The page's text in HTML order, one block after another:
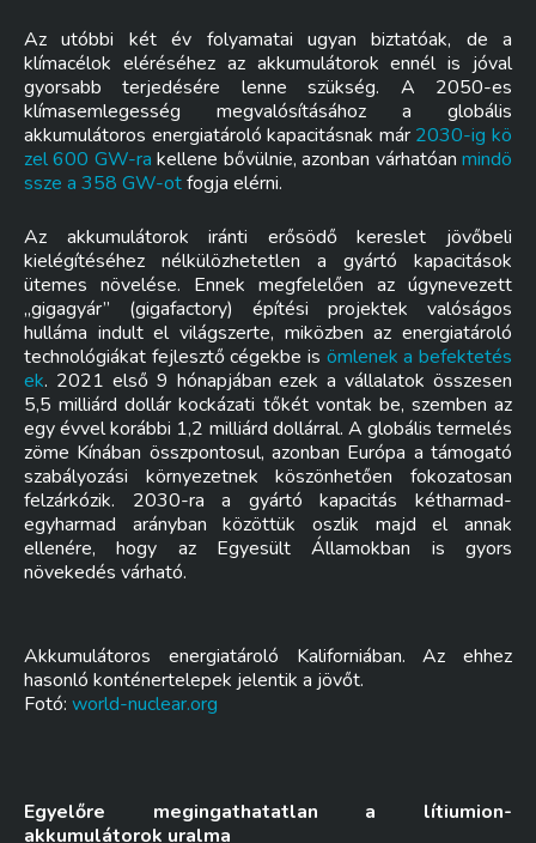
Az utóbbi két év folyamatai ugyan biztatóak, de a
klímacélok eléréséhez az akkumulátorok ennél is jóval
gyorsabb terjedésére lenne szükség. A 2050-es
klímasemlegesség megvalósításához a globális
akkumulátoros energiatároló kapacitásnak már 2030-ig kö
zel 600 GW-ra kellene bővülnie, azonban várhatóanmindö
ssze a 358 GW-otfogja elérni.
Az akkumulátorok iránti erősödő kereslet jövőbeli
kielégítéséhez nélkülözhetetlen a gyártó kapacitások
ütemes növelése. Ennek megfelelően az úgynevezett
„gigagyár” (gigafactory) építési projektek valóságos
hulláma indult el világszerte, miközben az energiatároló
technológiákat fejlesztő cégekbe is ömlenek a befektetés
ek. 2021 első 9 hónapjában ezek a vállalatok összesen
5,5 milliárd dollár kockázati tőkét vontak be, szemben az
egy évvel korábbi 1,2 milliárd dollárral. A globális termelés
zöme Kínában összpontosul, azonban Európa a támogató
szabályozási környezetnek köszönhetően fokozatosan
felzárkózik. 2030-ra a gyártó kapacitás kétharmad-
egyharmad arányban közöttük oszlik majd el annak
ellenére, hogy az Egyesült Államokban is gyors
növekedés várható.
Akkumulátoros energiatároló Kaliforniában. Az ehhez
hasonló konténertelepek jelentik a jövőt.
Fotó: world-nuclear.org
Egyelőre megingathatatlan a lítiumion-
akkumulátorok uralma